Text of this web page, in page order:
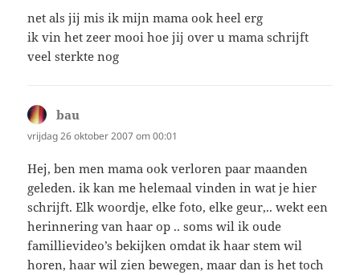
net als jij mis ik mijn mama ook heel erg
ik vin het zeer mooi hoe jij over u mama schrijft
veel sterkte nog
bau
vrijdag 26 oktober 2007 om 00:01
Hej, ben men mama ook verloren paar maanden
geleden. ik kan me helemaal vinden in wat je hier
schrijft. Elk woordje, elke foto, elke geur,.. wekt een
herinnering van haar op .. soms wil ik oude
famillievideo’s bekijken omdat ik haar stem wil
horen, haar wil zien bewegen, maar dan is het toch